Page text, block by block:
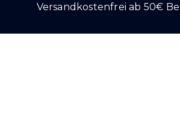
Versandkostenfrei ab 50€